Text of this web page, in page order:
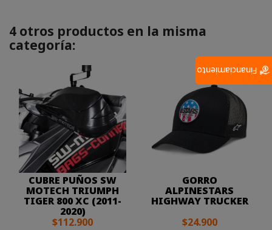
4 otros productos en la misma
categoría:
CUBRE PUÑOS SW
MOTECH TRIUMPH
TIGER 800 XC (2011-
2020)
$112.900
GORRO
ALPINESTARS
HIGHWAY TRUCKER
$24.900
Financiamiento